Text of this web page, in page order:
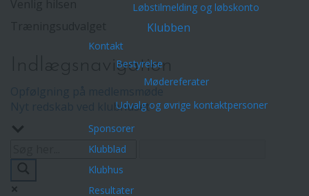
Løbstilmelding og løbskonto
Klubben
Kontakt
Bestyrelse
Mødereferater
Udvalg og øvrige kontaktpersoner
Sponsorer
Klubblad
Klubhus
Resultater
Indlægsnavigation
Nyt redskab ved klubhuset